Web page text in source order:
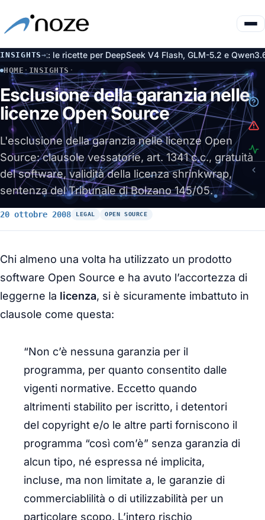
INSIGHTS→
le ricette per DeepSeek V4 Flash, GLM-5.2 e Qwen3.65 ago
HOME · INSIGHTS ·
ESCLUSIONE DELLA GARANZIA NELLE LICENZE OPEN SOURCE
Esclusione della garanzia nelle
licenze Open Source
L'esclusione della garanzia nelle licenze Open
Source: clausole vessatorie, art. 1341 c.c., gratuità
del software, validità della licenza shrinkwrap,
sentenza del Tribunale di Bolzano 145/05.
20 ottobre 2008 LEGAL OPEN SOURCE
Chi almeno una volta ha utilizzato un prodotto
software Open Source e ha avuto l’accortezza di
leggerne la licenza, si è sicuramente imbattuto in
clausole come questa:
“Non c’è nessuna garanzia per il
programma, per quanto consentito dalle
vigenti normative. Eccetto quando
altrimenti stabilito per iscritto, i detentori
del copyright e/o le altre parti forniscono il
programma “così com’è” senza garanzia di
alcun tipo, né espressa né implicita,
incluse, ma non limitate a, le garanzie di
commerciablilità o di utilizzabilità per un
particolare scopo. L’intero rischio